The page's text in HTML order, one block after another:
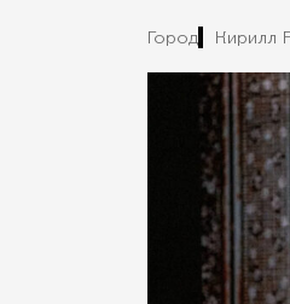
Город Кирилл